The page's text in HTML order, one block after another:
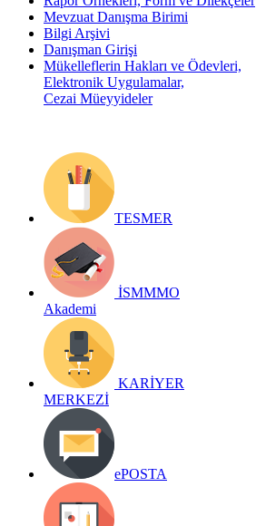
Mevzuat Danışma Birimi
Bilgi Arşivi
Danışman Girişi
Mükelleflerin Hakları ve Ödevleri,
Elektronik Uygulamalar,
Cezai Müeyyideler
TESMER
İSMMMO
Akademi
KARİYER
MERKEZİ
ePOSTA